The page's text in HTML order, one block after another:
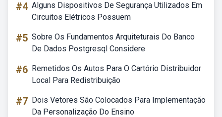
#4 Alguns Dispositivos De Segurança Utilizados Em
Circuitos Elétricos Possuem
#5 Sobre Os Fundamentos Arquiteturais Do Banco
De Dados Postgresql Considere
#6 Remetidos Os Autos Para O Cartório Distribuidor
Local Para Redistribuição
#7 Dois Vetores São Colocados Para Implementação
Da Personalização Do Ensino